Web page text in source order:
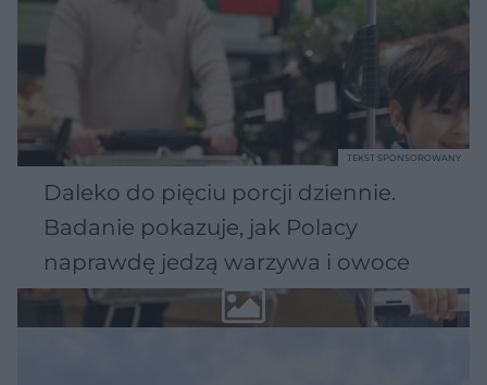
Daleko do pięciu porcji dziennie.
Badanie pokazuje, jak Polacy
naprawdę jedzą warzywa i owoce
TEKST SPONSOROWANY